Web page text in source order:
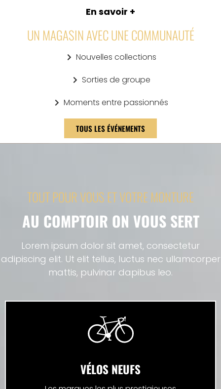
En savoir +
UN MAGASIN AVEC UNE COMMUNAUTÉ
Nouvelles collections
Sorties de groupe
Moments entre passionnés
TOUS LES ÉVÉNEMENTS
TOUT POUR VOUS ET VOTRE MONTURE
AU COMPTOIR ON VOUS SERT
Lorem ipsum dolor sit amet, consectetur
adipiscing elit. Ut elit tellus, luctus nec ullamcorper
mattis, pulvinar dapibus leo.
VÉLOS NEUFS